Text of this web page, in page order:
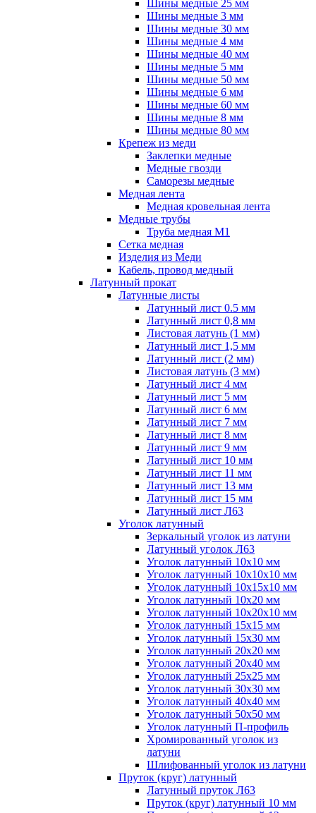
Шины медные 25 мм
Шины медные 3 мм
Шины медные 30 мм
Шины медные 4 мм
Шины медные 40 мм
Шины медные 5 мм
Шины медные 50 мм
Шины медные 6 мм
Шины медные 60 мм
Шины медные 8 мм
Шины медные 80 мм
Крепеж из меди
Заклепки медные
Медные гвозди
Саморезы медные
Медная лента
Медная кровельная лента
Медные трубы
Труба медная М1
Сетка медная
Изделия из Меди
Кабель, провод медный
Латунный прокат
Латунные листы
Латунный лист 0.5 мм
Латунный лист 0,8 мм
Листовая латунь (1 мм)
Латунный лист 1,5 мм
Латунный лист (2 мм)
Листовая латунь (3 мм)
Латунный лист 4 мм
Латунный лист 5 мм
Латунный лист 6 мм
Латунный лист 7 мм
Латунный лист 8 мм
Латунный лист 9 мм
Латунный лист 10 мм
Латунный лист 11 мм
Латунный лист 13 мм
Латунный лист 15 мм
Латунный лист Л63
Уголок латунный
Зеркальный уголок из латуни
Латунный уголок Л63
Уголок латунный 10x10 мм
Уголок латунный 10x10x10 мм
Уголок латунный 10x15x10 мм
Уголок латунный 10x20 мм
Уголок латунный 10x20x10 мм
Уголок латунный 15x15 мм
Уголок латунный 15x30 мм
Уголок латунный 20x20 мм
Уголок латунный 20x40 мм
Уголок латунный 25x25 мм
Уголок латунный 30x30 мм
Уголок латунный 40x40 мм
Уголок латунный 50x50 мм
Уголок латунный П-профиль
Хромированный уголок из
латуни
Шлифованный уголок из латуни
Пруток (круг) латунный
Латунный пруток Л63
Пруток (круг) латунный 10 мм